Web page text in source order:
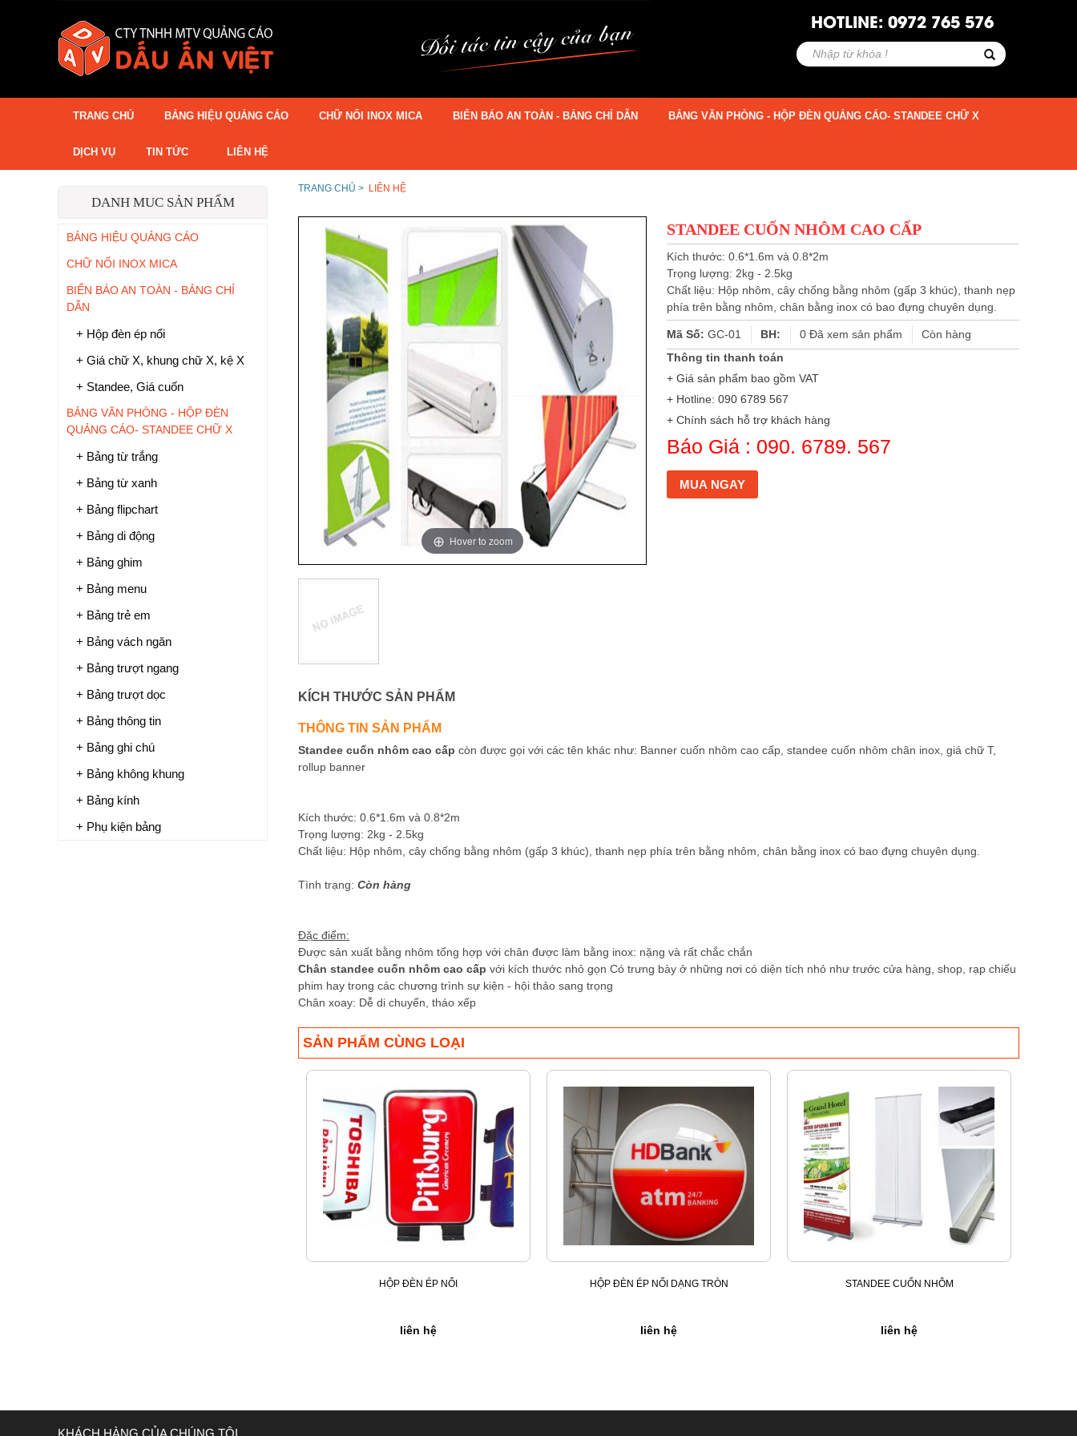
HOTLINE: 0972 765 576
TRANG CHỦ BẢNG HIỆU QUẢNG CÁO CHỮ NỔI INOX MICA BIỂN BÁO AN TOÀN - BẢNG CHỈ DẪN BẢNG VĂN PHÒNG - HỘP ĐÈN QUẢNG CÁO- STANDEE CHỮ X
DỊCH VỤ TIN TỨC LIÊN HỆ
DANH MUC SẢN PHẨM
BẢNG HIỆU QUẢNG CÁO
CHỮ NỔI INOX MICA
BIỂN BÁO AN TOÀN - BẢNG CHỈ
DẪN
+ Hộp đèn ép nổi
+ Giá chữ X, khung chữ X, kệ X
+ Standee, Giá cuốn
BẢNG VĂN PHÒNG - HỘP ĐÈN
QUẢNG CÁO- STANDEE CHỮ X
+ Bảng từ trắng
+ Bảng từ xanh
+ Bảng flipchart
+ Bảng di động
+ Bảng ghim
+ Bảng menu
+ Bảng trẻ em
+ Bảng vách ngăn
+ Bảng trượt ngang
+ Bảng trượt dọc
+ Bảng thông tin
+ Bảng ghi chú
+ Bảng không khung
+ Bảng kính
+ Phụ kiện bảng
TRANG CHỦ > LIÊN HỆ
Hover to zoom
KÍCH THƯỚC SẢN PHẨM
STANDEE CUỐN NHÔM CAO CẤP
Kích thước: 0.6*1.6m và 0.8*2m
Trọng lượng: 2kg - 2.5kg
Chất liệu: Hộp nhôm, cây chống bằng nhôm (gấp 3 khúc), thanh nẹp
phía trên bằng nhôm, chân bằng inox có bao đựng chuyên dụng.
Mã Số: GC-01 BH: 0 Đã xem sản phẩm
Còn hàng
Thông tin thanh toán
+ Giá sản phẩm bao gồm VAT
+ Hotline: 090 6789 567
+ Chính sách hỗ trợ khách hàng
Báo Giá : 090. 6789. 567
MUA NGAY
THÔNG TIN SẢN PHẨM
Standee cuốn nhôm cao cấp còn được gọi với các tên khác như: Banner cuốn nhôm cao cấp, standee cuốn nhôm chân inox, giá chữ T,
rollup banner
Kích thước: 0.6*1.6m và 0.8*2m
Trọng lượng: 2kg - 2.5kg
Chất liệu: Hộp nhôm, cây chống bằng nhôm (gấp 3 khúc), thanh nẹp phía trên bằng nhôm, chân bằng inox có bao đựng chuyên dụng.
Tình trạng: Còn hàng
Đặc điểm:
Được sản xuất bằng nhôm tổng hợp với chân được làm bằng inox: nặng và rất chắc chắn
Chân standee cuốn nhôm cao cấp với kích thước nhỏ gọn Có trưng bày ở những nơi có diện tích nhỏ như trước cửa hàng, shop, rạp chiếu
phim hay trong các chương trình sự kiện - hội thảo sang trọng
Chân xoay: Dễ di chuyển, tháo xếp
SẢN PHẨM CÙNG LOẠI
HỘP ĐÈN ÉP NỔI
liên hệ
HỘP ĐÈN ÉP NỔI DẠNG TRÒN
liên hệ
STANDEE CUỐN NHÔM
liên hệ